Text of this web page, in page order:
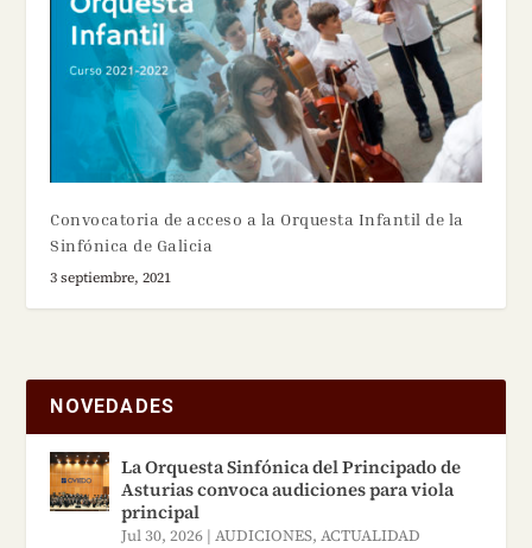
Convocatoria de acceso a la Orquesta Infantil de la
Sinfónica de Galicia
3 septiembre, 2021
NOVEDADES
La Orquesta Sinfónica del Principado de
Asturias convoca audiciones para viola
principal
Jul 30, 2026 |AUDICIONES,ACTUALIDAD